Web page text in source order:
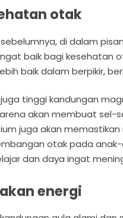
otak
di dalam
baik bagi kesehatan
baik dalam berpikir,
tinggi kandungan
akan membuat sel-
juga akan
otak pada anak-
dan daya ingat
energi